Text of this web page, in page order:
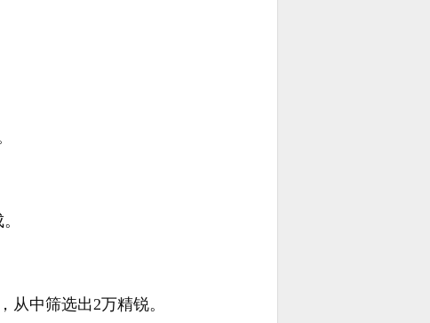
中筛选出2万精锐。